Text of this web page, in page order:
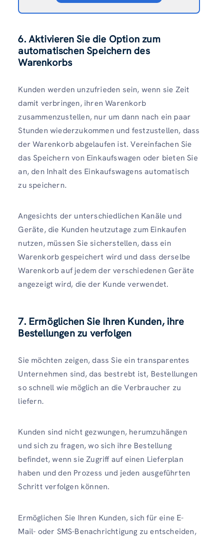
6. Aktivieren Sie die Option zum
automatischen Speichern des
Warenkorbs
Kunden werden unzufrieden sein, wenn sie Zeit
damit verbringen, ihren Warenkorb
zusammenzustellen, nur um dann nach ein paar
Stunden wiederzukommen und festzustellen, dass
der Warenkorb abgelaufen ist. Vereinfachen Sie
das Speichern von Einkaufswagen oder bieten Sie
an, den Inhalt des Einkaufswagens automatisch
zu speichern.
Angesichts der unterschiedlichen Kanäle und
Geräte, die Kunden heutzutage zum Einkaufen
nutzen, müssen Sie sicherstellen, dass ein
Warenkorb gespeichert wird und dass derselbe
Warenkorb auf jedem der verschiedenen Geräte
angezeigt wird, die der Kunde verwendet.
7. Ermöglichen Sie Ihren Kunden, ihre
Bestellungen zu verfolgen
Sie möchten zeigen, dass Sie ein transparentes
Unternehmen sind, das bestrebt ist, Bestellungen
so schnell wie möglich an die Verbraucher zu
liefern.
Kunden sind nicht gezwungen, herumzuhängen
und sich zu fragen, wo sich ihre Bestellung
befindet, wenn sie Zugriff auf einen Lieferplan
haben und den Prozess und jeden ausgeführten
Schritt verfolgen können.
Ermöglichen Sie Ihren Kunden, sich für eine E-
Mail- oder SMS-Benachrichtigung zu entscheiden,